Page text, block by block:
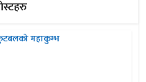
महाकुम्भ